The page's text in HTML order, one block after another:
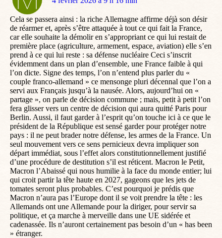
Cela se passera ainsi : la riche Allemagne affirme déjà son désir
de réarmer et, après s’être attaquée à tout ce qui fait la France,
car elle souhaite la démolir en s’appropriant ce qui lui restait de
première place (agriculture, armement, espace, aviation) elle s’en
prend à ce qui lui reste : sa défense nucléaire Ceci s’inscrit
évidemment dans un plan d’ensemble, une France faible à qui
l’on dicte. Signe des temps, l’on n’entend plus parler du «
couple franco-allemand » ce mensonge pluri décennal que l’on a
servi aux Français jusqu’à la nausée. Alors, aujourd’hui on «
partage », on parle de décision commune ; mais, petit à petit l’on
fera glisser vers un centre de décision qui aura quitté Paris pour
Berlin. Aussi, il faut garder à l’esprit qu’on touche ici à ce que le
président de la République est sensé garder pour protéger notre
pays : il ne peut brader notre défense, les armes de la France. Un
seul mouvement vers ce sens pernicieux devra impliquer son
départ immédiat, sous l’effet alors constitutionnellement justifié
d’une procédure de destitution s’il est réticent. Macron le Petit,
Macron l’Abaissé qui nous humilie à la face du monde entier; lui
qui croit partir la tête haute en 2027, gageons que les jets de
tomates seront plus probables. C’est pourquoi je prédis que
Macron n’aura pas l’Europe dont il se voit prendre la tête : les
Allemands ont une Allemande pour la diriger, pour servir sa
politique, et ça marche à merveille dans une UE sidérée et
cadenassée. Ils n’auront certainement pas besoin d’un « has been
» étranger.